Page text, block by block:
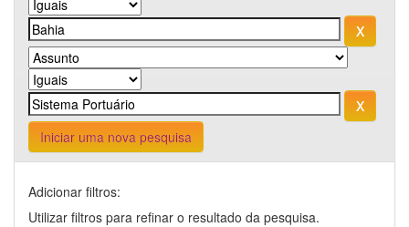
Iniciar uma nova pesquisa
Adicionar filtros:
Utilizar filtros para refinar o resultado da pesquisa.